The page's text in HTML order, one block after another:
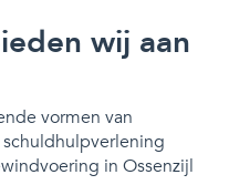
wij aan
vormen van
in Ossenzijl